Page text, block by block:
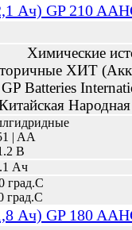
Ач) GP 210
Химические
ХИТ
GP Batteries
| AA
В
Ач
град.С
град.С
Ач) GP 180